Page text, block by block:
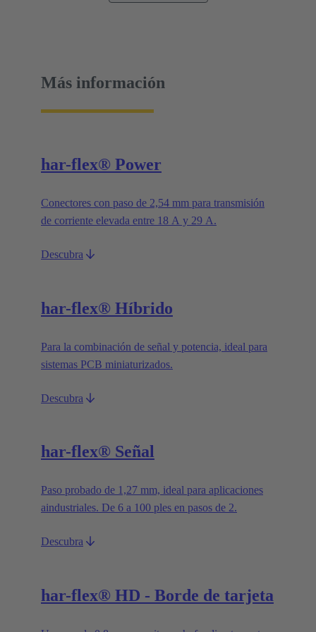
Más información
har-flex® Power
Conectores con paso de 2,54 mm para transmisión
de corriente elevada entre 18 A y 29 A.
Descubra
har-flex® Híbrido
Para la combinación de señal y potencia, ideal para
sistemas PCB miniaturizados.
Descubra
har-flex® Señal
Paso probado de 1,27 mm, ideal para aplicaciones
aindustriales. De 6 a 100 ples en pasos de 2.
Descubra
har-flex® HD - Borde de tarjeta